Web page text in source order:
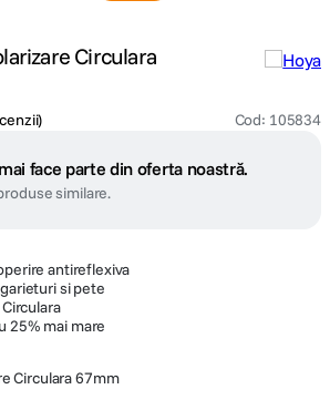
Circulara
) Cod: 105834
face parte din oferta noastră.
similare.
antireflexiva
si pete
25% mai mare
Circulara 67mm